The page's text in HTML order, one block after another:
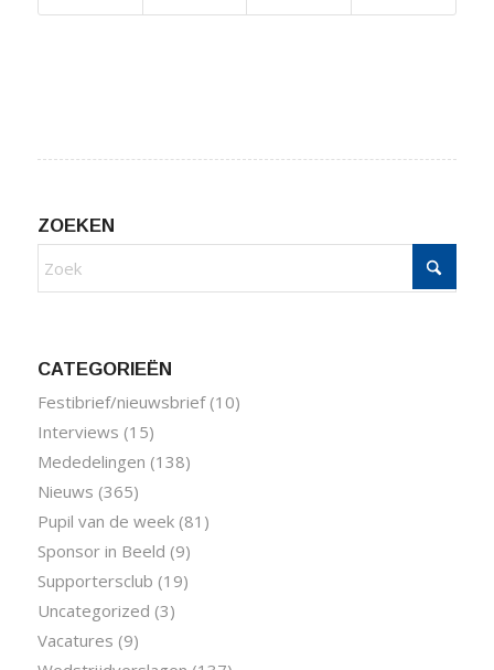
ZOEKEN
CATEGORIEËN
Festibrief/nieuwsbrief(10)
Interviews (15)
Mededelingen (138)
Nieuws (365)
Pupil van de week(81)
Sponsor in Beeld (9)
Supportersclub (19)
Uncategorized (3)
Vacatures (9)